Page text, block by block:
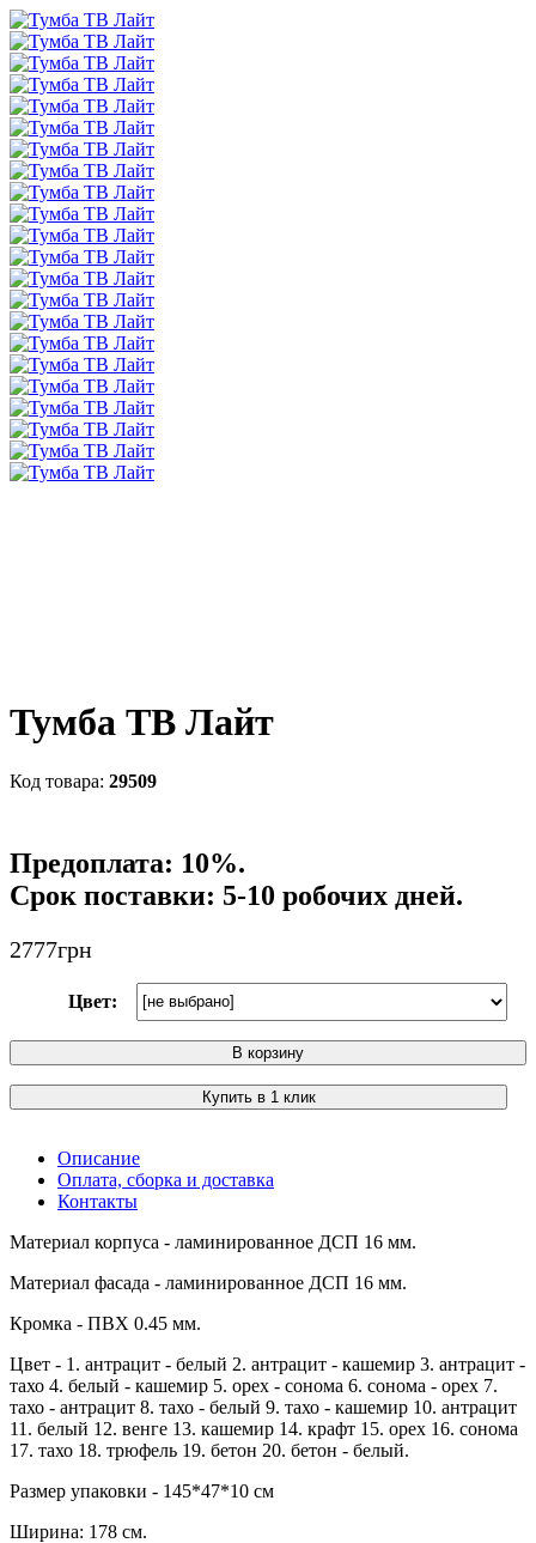
Тумба ТВ Лайт
29509
Предоплата: 10%.
Срок поставки: 5-10 робочих дней.
2777грн
Цвет:
В корзину
Купить в 1 клик
Описание
Оплата, сборка и доставка
Контакты
Материал корпуса - ламинированное ДСП 16 мм.
Материал фасада - ламинированное ДСП 16 мм.
Кромка - ПВХ 0.45 мм.
Цвет - 1. антрацит - белый 2. антрацит - кашемир 3. антрацит -
тахо 4. белый - кашемир 5. орех - сонома 6. сонома - орех 7.
тахо - антрацит 8. тахо - белый 9. тахо - кашемир 10. антрацит
11. белый 12. венге 13. кашемир 14. крафт 15. орех 16. сонома
17. тахо 18. трюфель 19. бетон 20. бетон - белый.
Размер упаковки - 145*47*10 см
Ширина: 178 см.